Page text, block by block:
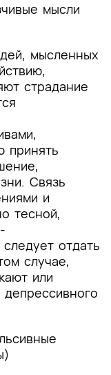
мысли
мысленных
страдание
принять
Связь
и
тесной,
отдать
случае,
или